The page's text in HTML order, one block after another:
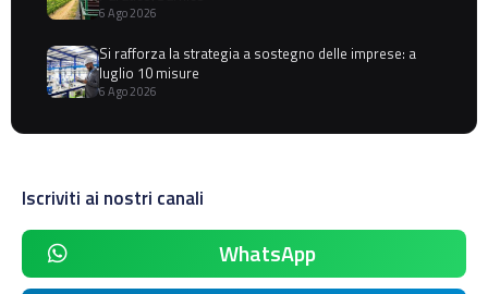
6 Ago 2026
Si rafforza la strategia a sostegno delle imprese: a
luglio 10 misure
6 Ago 2026
Iscriviti ai nostri canali
WhatsApp